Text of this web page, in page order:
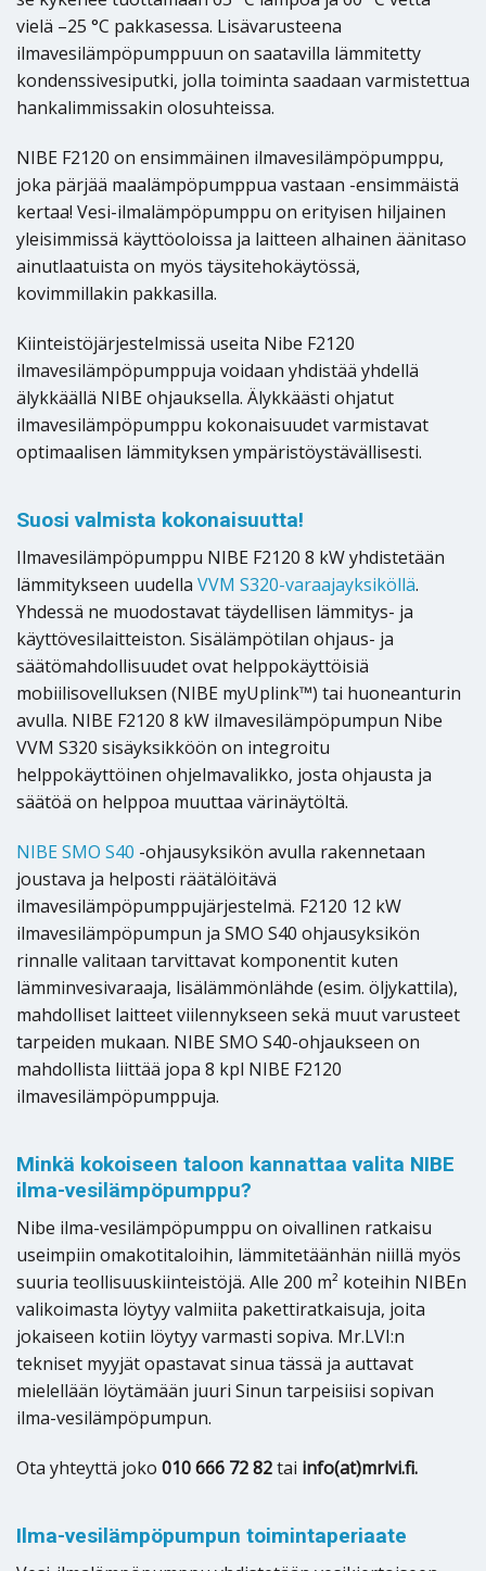
vielä –25 °C pakkasessa. Lisävarusteena
ilmavesilämpöpumppuun on saatavilla lämmitetty
kondenssivesiputki, jolla toiminta saadaan varmistettua
hankalimmissakin olosuhteissa.
NIBE F2120 on ensimmäinen ilmavesilämpöpumppu,
joka pärjää maalämpöpumppua vastaan -ensimmäistä
kertaa! Vesi-ilmalämpöpumppu on erityisen hiljainen
yleisimmissä käyttöoloissa ja laitteen alhainen äänitaso
ainutlaatuista on myös täysitehokäytössä,
kovimmillakin pakkasilla.
Kiinteistöjärjestelmissä useita Nibe F2120
ilmavesilämpöpumppuja voidaan yhdistää yhdellä
älykkäällä NIBE ohjauksella. Älykkäästi ohjatut
ilmavesilämpöpumppu kokonaisuudet varmistavat
optimaalisen lämmityksen ympäristöystävällisesti.
Suosi valmista kokonaisuutta!
Ilmavesilämpöpumppu NIBE F2120 8 kW yhdistetään
lämmitykseen uudella VVM S320-varaajayksiköllä.
Yhdessä ne muodostavat täydellisen lämmitys- ja
käyttövesilaitteiston. Sisälämpötilan ohjaus- ja
säätömahdollisuudet ovat helppokäyttöisiä
mobiilisovelluksen (NIBE myUplink™) tai huoneanturin
avulla. NIBE F2120 8 kW ilmavesilämpöpumpun Nibe
VVM S320 sisäyksikköön on integroitu
helppokäyttöinen ohjelmavalikko, josta ohjausta ja
säätöä on helppoa muuttaa värinäytöltä.
NIBE SMO S40 -ohjausyksikön avulla rakennetaan
joustava ja helposti räätälöitävä
ilmavesilämpöpumppujärjestelmä. F2120 12 kW
ilmavesilämpöpumpun ja SMO S40 ohjausyksikön
rinnalle valitaan tarvittavat komponentit kuten
lämminvesivaraaja, lisälämmönlähde (esim. öljykattila),
mahdolliset laitteet viilennykseen sekä muut varusteet
tarpeiden mukaan. NIBE SMO S40-ohjaukseen on
mahdollista liittää jopa 8 kpl NIBE F2120
ilmavesilämpöpumppuja.
Minkä kokoiseen taloon kannattaa valita NIBE
ilma-vesilämpöpumppu?
Nibe ilma-vesilämpöpumppu on oivallinen ratkaisu
useimpiin omakotitaloihin, lämmitetäänhän niillä myös
suuria teollisuuskiinteistöjä. Alle 200 m² koteihin NIBEn
valikoimasta löytyy valmiita pakettiratkaisuja, joita
jokaiseen kotiin löytyy varmasti sopiva. Mr.LVI:n
tekniset myyjät opastavat sinua tässä ja auttavat
mielellään löytämään juuri Sinun tarpeisiisi sopivan
ilma-vesilämpöpumpun.
Ota yhteyttä joko 010 666 72 82tai info(at)mrlvi.fi.
Ilma-vesilämpöpumpun toimintaperiaate